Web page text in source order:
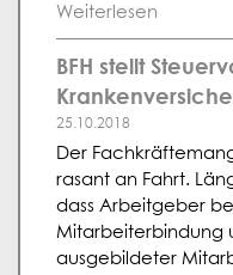
Weiterlesen
BFH stellt
25.10.2018
Der
rasant an Fahrt.
dass Arbeitgeber
Mitarbeiterbindung
ausgebildeter